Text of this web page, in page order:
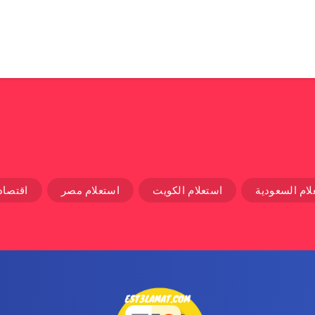
السعودية استعلام الكويت استعلام مصر